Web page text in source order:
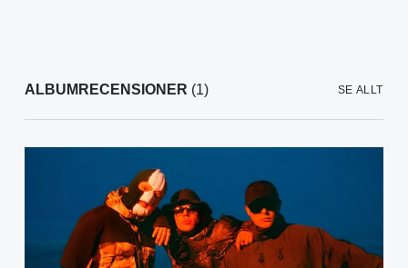
ALBUMRECENSIONER (1) SE ALLT